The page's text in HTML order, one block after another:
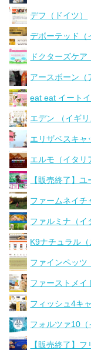
デフ（ドイツ）
デボーテッド（
ドクターズケア
アースボーン（
eat eat イートイ
エデン （イギリ
エリザベスキャ
エルモ（イタリ
【販売終了】
ファームネイチ
ファルミナ（イ
K9ナチュラル（
ファインペッツ
ファーストメイ
フィッシュ4キ
フォルツァ10（
【販売終了】